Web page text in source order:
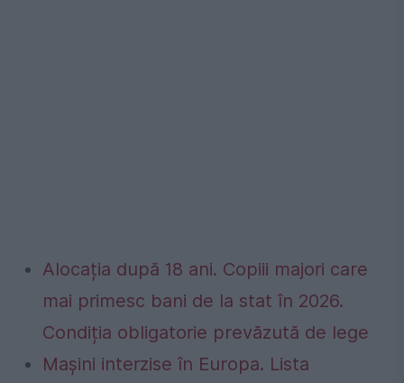
Alocația după 18 ani. Copiii majori care
mai primesc bani de la stat în 2026.
Condiția obligatorie prevăzută de lege
Mașini interzise în Europa. Lista